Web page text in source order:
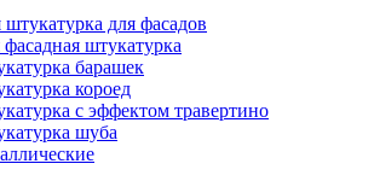
для фасадов
штукатурка
барашек
короед
с эффектом травертино
шуба